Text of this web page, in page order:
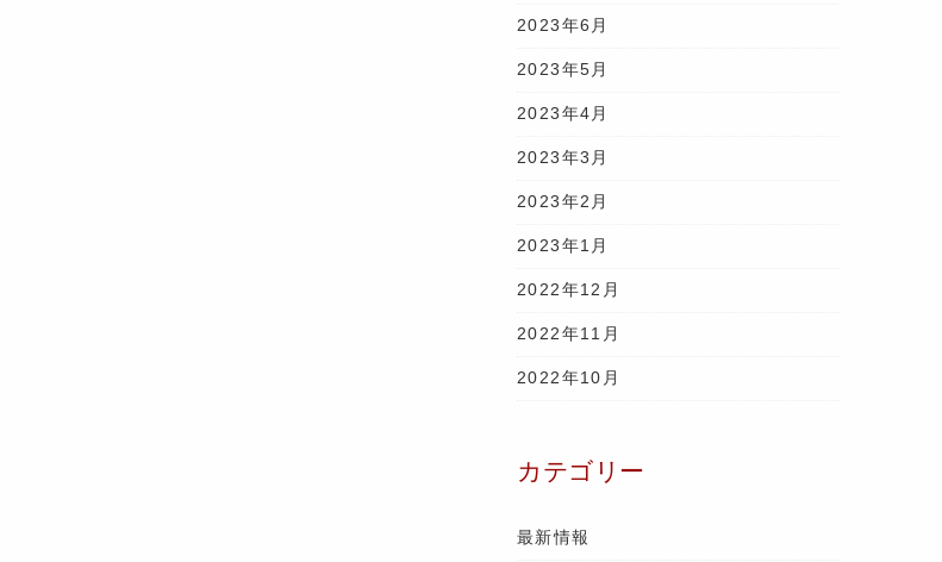
2023年6月
2023年5月
2023年4月
2023年3月
2023年2月
2023年1月
2022年12月
2022年11月
2022年10月
カテゴリー
最新情報